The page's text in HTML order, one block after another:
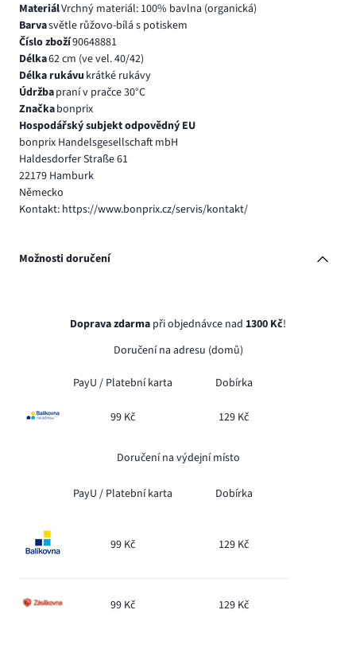
MateriálVrchný materiál: 100% bavlna (organická)
Barvasvětle růžovo-bílá s potiskem
Číslo zboží90648881
Délka62 cm (ve vel. 40/42)
Délka rukávu krátké rukávy
Údržbapraní v pračce 30°C
Značkabonprix
Hospodářský subjekt odpovědný EU
bonprix Handelsgesellschaft mbH
Haldesdorfer Straße 61
22179 Hamburk
Německo
Kontakt: https://www.bonprix.cz/servis/kontakt/
Možnosti doručení
Doprava zdarma při objednávce nad 1300 Kč!
Doručení na adresu (domů)
PayU / Platební karta Dobírka
99 Kč 129 Kč
Doručení na výdejní místo
PayU / Platební karta Dobírka
99 Kč 129 Kč
99 Kč 129 Kč